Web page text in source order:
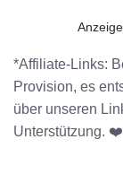
*Affiliate-Links:
Provision, es
über unseren
Unterstützung. ❤️